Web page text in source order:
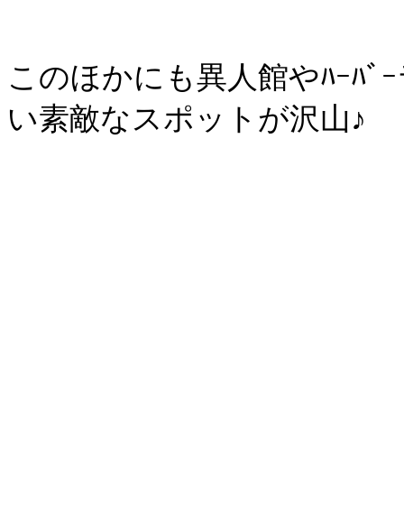
このほかにも異人館やﾊｰﾊﾞ
い素敵なスポットが沢山♪